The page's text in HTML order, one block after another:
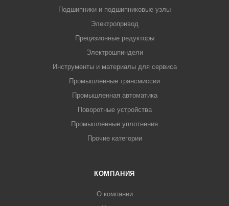
Подшипники и подшипниковые узлы
Электропривод
Прецизионные редукторы
Электрошпиндели
Инструменты и материалы для сервиса
Промышленные трансмиссии
Промышленная автоматика
Поворотные устройства
Промышленные уплотнения
Прочие категории
КОМПАНИЯ
О компании